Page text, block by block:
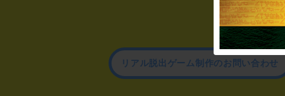
リアル脱出ゲーム制作のお問い合わせ